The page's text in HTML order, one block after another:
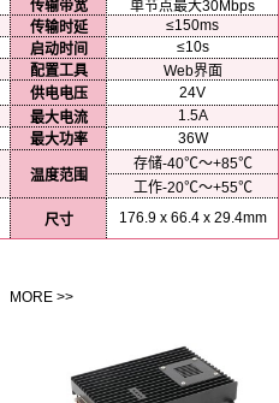
传输带宽
单节点最大30Mbps
传输时延 ≤150ms
启动时间
≤10s
配置工具
Web界面
供电电压
24V
最大电流
1.5A
最大功率 36W
温度范围
存储-40℃～+85℃
工作-20℃～+55℃
尺寸 176.9 x 66.4 x 29.4mm
MORE >>